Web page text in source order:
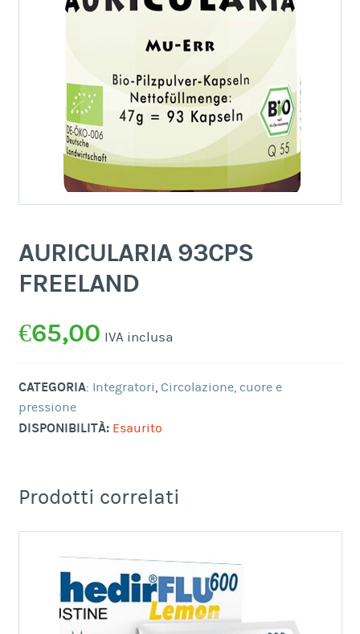
AURICULARIA 93CPS
FREELAND
€65,00 IVA inclusa
CATEGORIA: Integratori, Circolazione, cuore e
pressione
DISPONIBILITÀ: Esaurito
Prodotti correlati